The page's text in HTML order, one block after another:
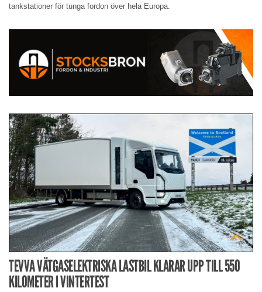
tankstationer för tunga fordon över hela Europa.
TEVVA VÄTGASELEKTRISKA LASTBIL KLARAR UPP TILL 550
KILOMETER I VINTERTEST